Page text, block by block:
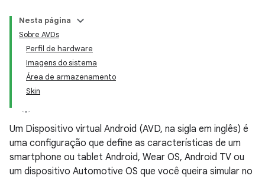
Nesta página
Sobre AVDs
Perfil de hardware
Imagens do sistema
Área de armazenamento
Skin
Um Dispositivo virtual Android (AVD, na sigla em inglês) é
uma configuração que define as características de um
smartphone ou tablet Android, Wear OS, Android TV ou
um dispositivo Automotive OS que você queira simular no